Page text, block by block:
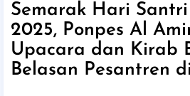
Semarak Hari
2025, Ponpes Al
Upacara dan Kirab
Belasan Pesantren